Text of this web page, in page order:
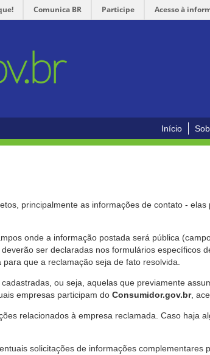
Comunica BR Participe Acesso à
Início
principalmente as informações de contato -
onde a informação postada será pública
ser declaradas nos formulários específicos
que a reclamação seja de fato resolvida.
ou seja, aquelas que previamente
empresas participam do Consumidor.gov.br,
relacionados à empresa reclamada. Caso haja
solicitações de informações complementares